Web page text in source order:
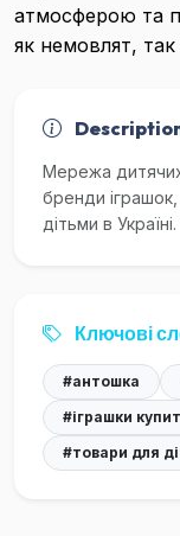
атмосферою та
як немовлят, так і
Мережа
бренди
дітьми в Україні.
Ключові
#антошка
#іграшки
#товари для